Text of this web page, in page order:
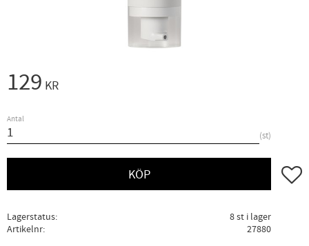
129 KR
Antal
st
KÖP Lägg
Lagerstatus
8 st i lager
Artikelnr
27880